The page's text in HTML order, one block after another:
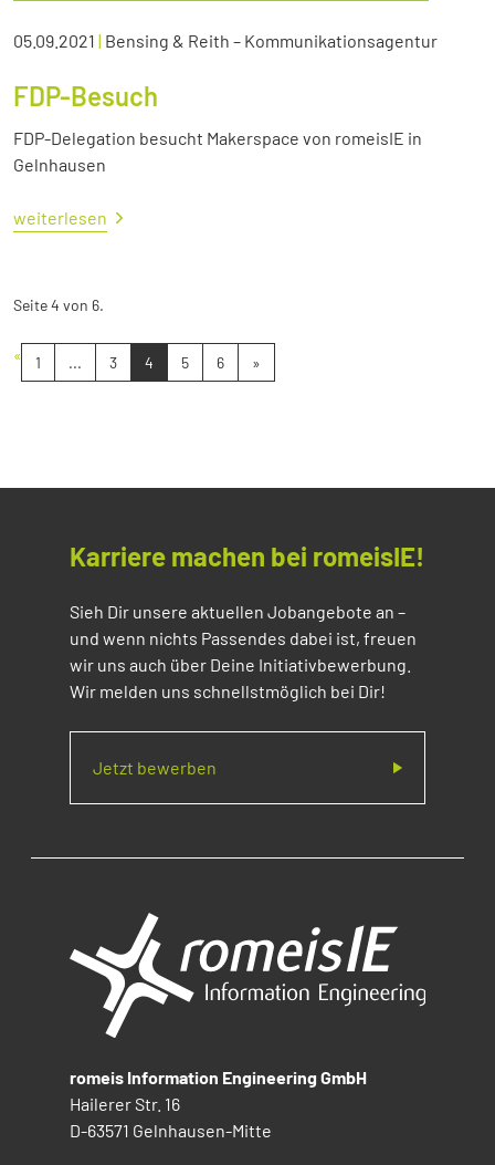
05.09.2021 | Bensing & Reith – Kommunikationsagentur
FDP-Besuch
FDP-Delegation besucht Makerspace von romeisIE in
Gelnhausen
weiterlesen
Seite 4 von 6.
« 1 ... 3 4 5 6 »
Karriere machen bei romeisIE!
Sieh Dir unsere aktuellen Jobangebote an –
und wenn nichts Passendes dabei ist, freuen
wir uns auch über Deine Initiativbewerbung.
Wir melden uns schnellstmöglich bei Dir!
Jetzt bewerben
romeis Information Engineering GmbH
Hailerer Str. 16
D-63571 Gelnhausen-Mitte